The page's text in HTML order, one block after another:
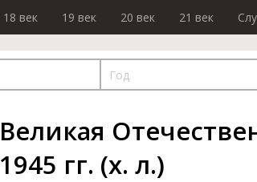
18 век 19 век 20 век 21 век
Великая
1945 гг. (х. л.)